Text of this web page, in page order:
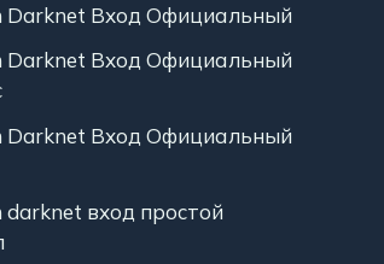
Darknet Вход Официальный
Darknet Вход Официальный
Darknet Вход Официальный
darknet вход простой